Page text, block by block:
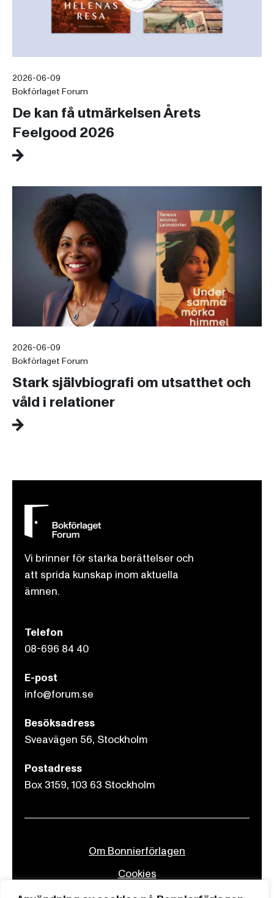
2026-06-09
Bokförlaget Forum
De kan få utmärkelsen Årets
Feelgood 2026
2026-06-09
Bokförlaget Forum
Stark självbiografi om utsatthet och
våld i relationer
Vi brinner för starka berättelser och
att sprida kunskap inom aktuella
ämnen.
Telefon
08-696 84 40
E-post
info@forum.se
Besöksadress
Sveavägen 56, Stockholm
Postadress
Box 3159, 103 63 Stockholm
Om Bonnierförlagen
Cookies